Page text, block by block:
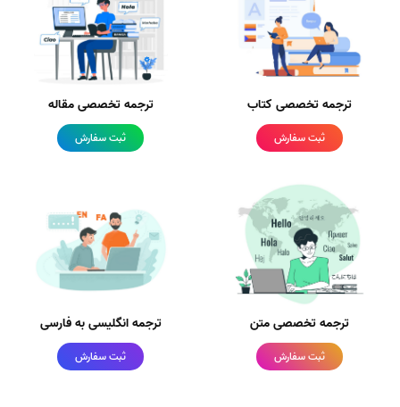
ترجمه تخصصی کتاب
ثبت سفارش
ترجمه تخصصی مقاله
ثبت سفارش
ترجمه تخصصی متن
ثبت سفارش
ترجمه انگلیسی به فارسی
ثبت سفارش